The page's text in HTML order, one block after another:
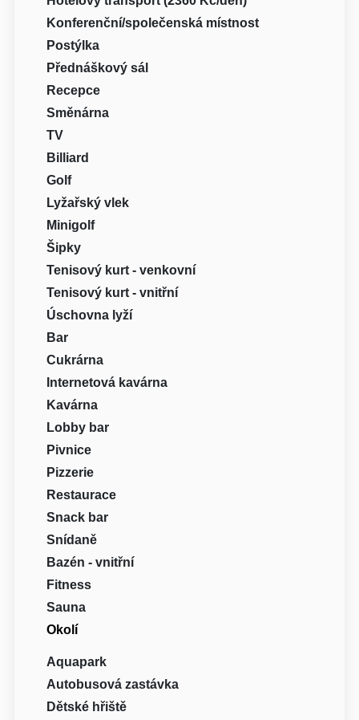
Konferenční/společenská místnost
Postýlka
Přednáškový sál
Recepce
Směnárna
TV
Billiard
Golf
Lyžařský vlek
Minigolf
Šipky
Tenisový kurt - venkovní
Tenisový kurt - vnitřní
Úschovna lyží
Bar
Cukrárna
Internetová kavárna
Kavárna
Lobby bar
Pivnice
Pizzerie
Restaurace
Snack bar
Snídaně
Bazén - vnitřní
Fitness
Sauna
Okolí
Aquapark
Autobusová zastávka
Dětské hřiště